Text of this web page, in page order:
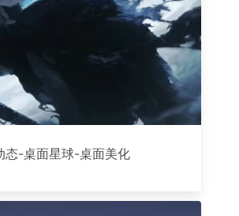
态-桌面星球-桌面美化